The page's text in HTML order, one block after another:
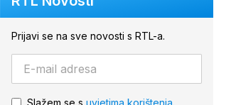
Prijavi se na sve novosti s RTL-a.
Slažem se s uvjetima korištenja.